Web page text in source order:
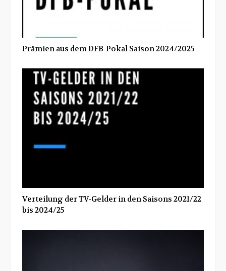
Prämien aus dem DFB-Pokal Saison 2024/2025
Verteilung der TV-Gelder in den Saisons 2021/22
bis 2024/25